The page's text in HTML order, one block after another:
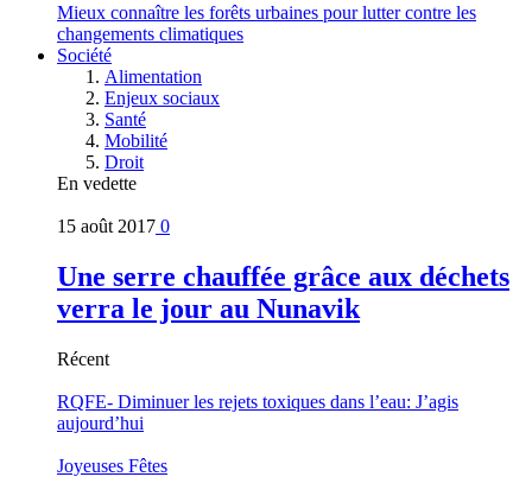
Mieux connaître les forêts urbaines pour lutter contre les
changements climatiques
Société
Alimentation
Enjeux sociaux
Santé
Mobilité
Droit
En vedette
15 août 2017 0
Une serre chauffée grâce aux déchets
verra le jour au Nunavik
Récent
RQFE- Diminuer les rejets toxiques dans l’eau: J’agis
aujourd’hui
Joyeuses Fêtes